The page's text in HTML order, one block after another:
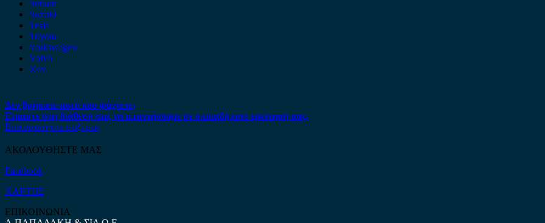
Subaru
Suzuki
Tesla
Toyota
Volkswagen
Volvo
Xev
Δεν βρήκατε αυτό που ψάχνετε;
Είμαστε στη διάθεση σας να απαντήσουμε σε οποιαδήποτε ερώτηση σας.
Επικοινωνήστε μαζί μας
ΑΚΟΛΟΥΘΗΣΤΕ ΜΑΣ
Facebook
ΧΑΡΤΗΣ
ΕΠΙΚΟΙΝΩΝΙΑ